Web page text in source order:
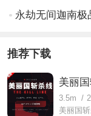
永劫无间迦南极
推荐下载
美丽
3.5m /